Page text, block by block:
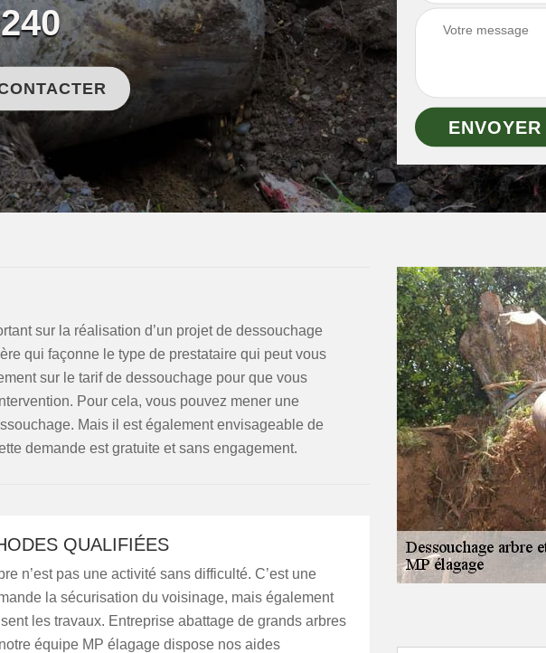
sur la réalisation d’un projet de dessouchage
qui façonne le type de prestataire qui peut vous
sur le tarif de dessouchage pour que vous
Pour cela, vous pouvez mener une
Mais il est également envisageable de
demande est gratuite et sans engagement.
QUALIFIÉES
n’est pas une activité sans difficulté. C’est une
la sécurisation du voisinage, mais également
les travaux. Entreprise abattage de grands arbres
équipe MP élagage dispose nos aides